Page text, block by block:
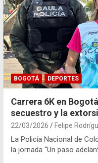
BOGOTÁ DEPORTES
Carrera 6K en
secuestro y la
22/03/2026 Felipe
La Policía Nacional de
la jornada “Un paso